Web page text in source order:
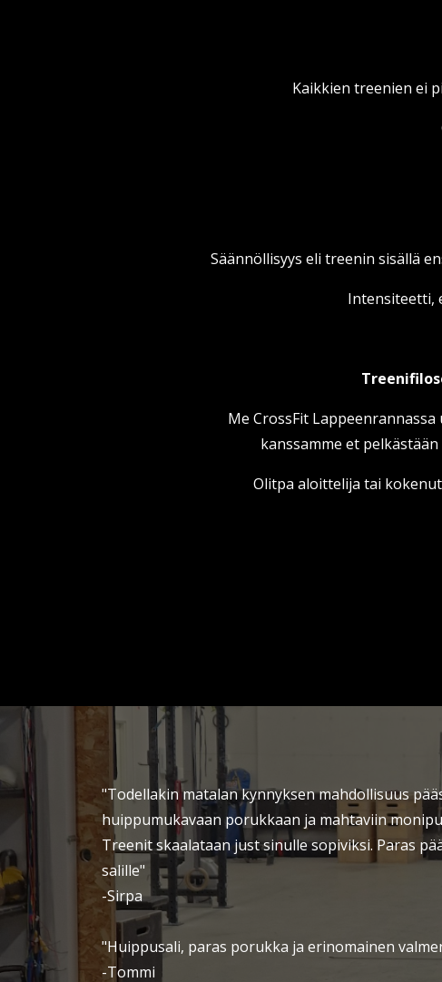
Kaikkien treenien ei
Säännöllisyys eli treenin sisällä
Intensiteetti,
Me CrossFit
kanssamme et
Olitpa aloittelija tai
"Todellakin matalan kynnyksen mahdollisuus
huippumukavaan porukkaan ja mahtaviin
Treenit skaalataan just sinulle sopiviksi. Paras
salille"
-Sirpa
"Huippusali, paras porukka ja erinomainen
-Tommi